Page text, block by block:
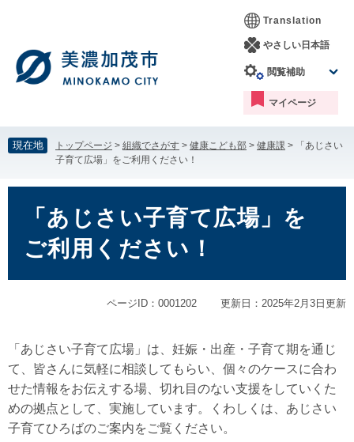
す。
し
て
本
へ
Translation
やさしい日本語
閲覧補助
マイページ
現在地 トップページ > 組織でさがす > 健康こども部 > 健康課 >
「あじさい
子育て広場」をご利用ください！
「あじさい子育て広場」を
ご利用ください！
ページID：0001202 更新日：2025年2月3日更新
「あじさい子育て広場」は、妊娠・出産・子育て期を通じ
て、皆さんに気軽に相談してもらい、個々のケースに合わ
せた情報をお伝えする場、切れ目のない支援をしていくた
めの拠点として、実施しています。くわしくは、あじさい
子育てひろばのご案内をご覧ください。